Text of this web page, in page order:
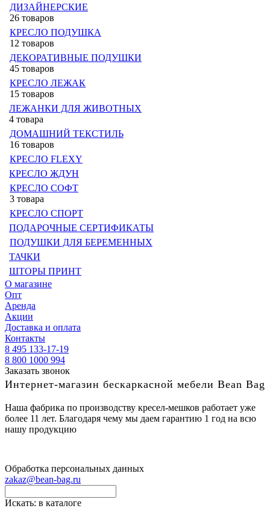
ДИЗАЙНЕРСКИЕ
26 товаров
КРЕСЛО ПОДУШКА
12 товаров
ДЕКОРАТИВНЫЕ ПОДУШКИ
45 товаров
КРЕСЛО ЛЕЖАК
15 товаров
ЛЕЖАНКИ ДЛЯ ЖИВОТНЫХ
4 товара
ДОМАШНИЙ ТЕКСТИЛЬ
16 товаров
КРЕСЛО FLEXY
КРЕСЛО ЖДУН
КРЕСЛО СОФТ
3 товара
КРЕСЛО СПОРТ
ПОДАРОЧНЫЕ СЕРТИФИКАТЫ
ПОДУШКИ ДЛЯ БЕРЕМЕННЫХ
ТАЧКИ
ШТОРЫ ПРИНТ
О магазине
Опт
Аренда
Акции
Доставка и оплата
Контакты
8 495 133-17-19
8 800 1000 994
Заказать звонок
Интернет-магазин бескаркасной мебели Bean Bag
Наша фабрика по производству кресел-мешков работает уже
более 11 лет. Благодаря чему мы даем гарантию 1 год на всю
нашу продукцию
Обработка персональных данных
zakaz@bean-bag.ru
Искать: в каталоге